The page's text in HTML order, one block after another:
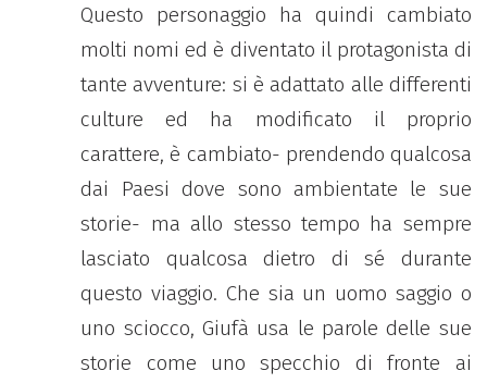
Questo personaggio ha quindi cambiato
molti nomi ed è diventato il protagonista di
tante avventure: si è adattato alle differenti
culture ed ha modificato il proprio
carattere, è cambiato- prendendo qualcosa
dai Paesi dove sono ambientate le sue
storie- ma allo stesso tempo ha sempre
lasciato qualcosa dietro di sé durante
questo viaggio. Che sia un uomo saggio o
uno sciocco, Giufà usa le parole delle sue
storie come uno specchio di fronte ai